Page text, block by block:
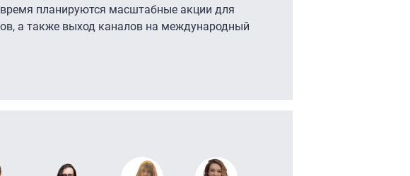
планируются масштабные акции для
а также выход каналов на международный